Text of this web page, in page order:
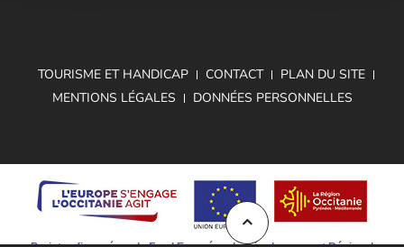
TOURISME ET HANDICAP CONTACT
PLAN DU SITE
MENTIONS LÉGALES
DONNÉES PERSONNELLES